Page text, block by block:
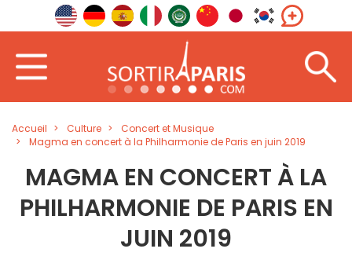
Accueil Culture
Concert et Musique
Magma en concert à la Philharmonie de Paris en juin 2019
MAGMA EN CONCERT À LA
PHILHARMONIE DE PARIS EN
JUIN 2019